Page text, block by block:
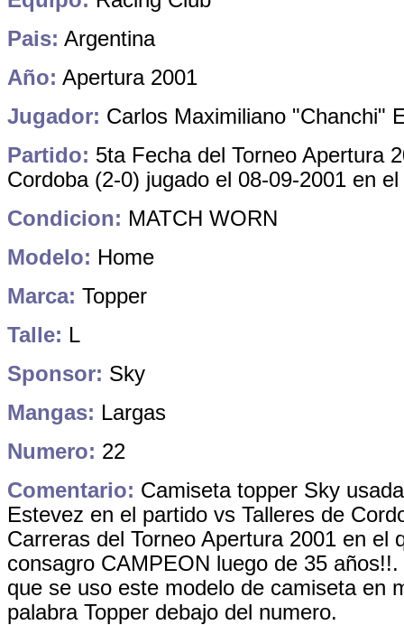
Pais: Argentina
Año: Apertura 2001
Jugador: Carlos Maximiliano "Chanchi"
Partido: 5ta Fecha del Torneo Apertura
Cordoba (2-0) jugado el 08-09-2001 en
Condicion: MATCH WORN
Modelo: Home
Marca: Topper
Talle: L
Sponsor: Sky
Mangas: Largas
Numero: 22
Comentario: Camiseta topper Sky
Estevez en el partido vs Talleres de
Carreras del Torneo Apertura 2001 en el
consagro CAMPEON luego de 35
que se uso este modelo de camiseta en
palabra Topper debajo del numero.